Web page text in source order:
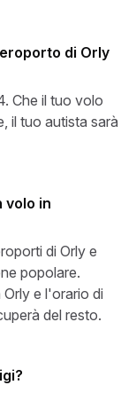
di Orly
Che il tuo volo
il tuo autista sarà
volo in
di Orly e
popolare.
e l'orario di
del resto.